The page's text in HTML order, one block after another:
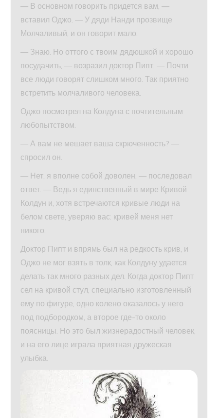
— В основном говорить придется вам, —
вставил Оджо. — У дяди Нанди прозвище
Молчаливый, и он говорит мало.
— Знаю. Но оттого с твоим дядюшкой и хорошо
посудачить, — возразил доктор Пипт. — Почти
все люди говорят слишком много. Так приятно
встретить молчаливого человека.
Оджо посмотрел на Колдуна с почтительным
любопытством.
— А вам не мешает ваша скрюченность? —
спросил он.
— Нет, я вполне собой доволен, — последовал
ответ. — Ведь я единственный в мире Кривой
Колдун и, хотя встречаются кривые люди на
белом свете, уверяю вас: кривей меня нет
никого.
Доктор Пипт и впрямь был на редкость крив, и
Оджо не мог взять в толк, как Колдуну удается
делать так много разных дел. Когда доктор Пипт
сел на кривой стул, специально изготовленный
ему по фигуре, одно колено оказалось у него
под подбородком, а второе где-то около
поясницы. Но это был жизнерадостный человек,
и на его лице играла приятная дружеская
улыбка.